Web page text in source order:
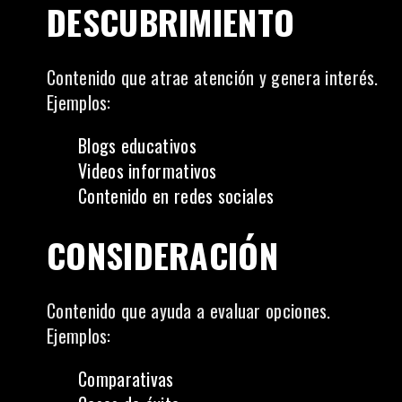
DESCUBRIMIENTO
Contenido que atrae atención y genera interés.
Ejemplos:
Blogs educativos
Videos informativos
Contenido en redes sociales
CONSIDERACIÓN
Contenido que ayuda a evaluar opciones.
Ejemplos:
Comparativas